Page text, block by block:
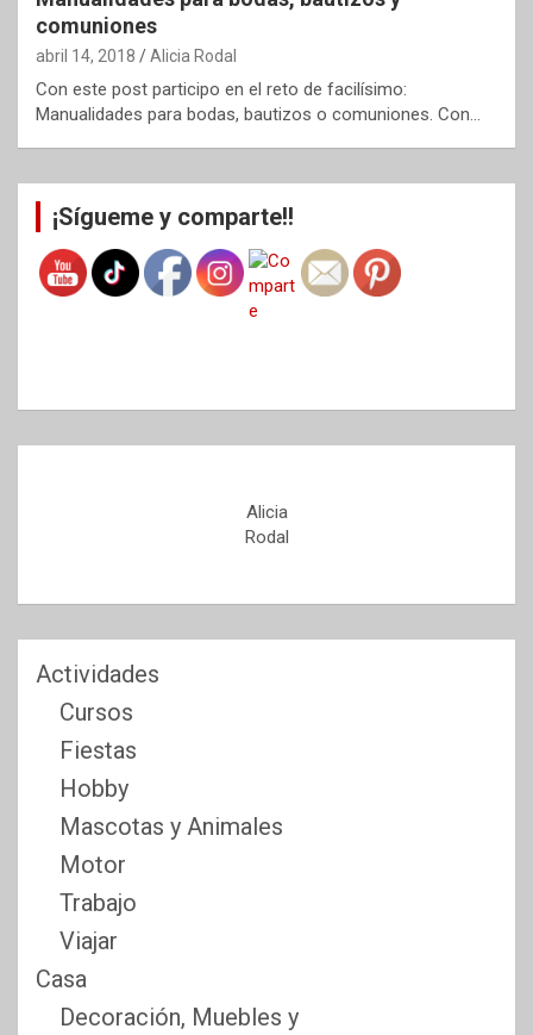
comuniones
abril 14, 2018 Alicia Rodal
Con este post participo en el reto de facilísimo:
Manualidades para bodas, bautizos o comuniones. Con…
¡Sígueme y comparte!!
Alicia
Rodal
Actividades
Cursos
Fiestas
Hobby
Mascotas y Animales
Motor
Trabajo
Viajar
Casa
Decoración, Muebles y